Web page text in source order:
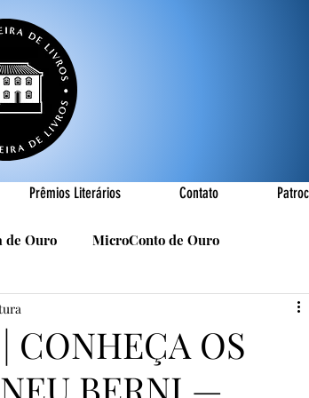
Prêmios Literários Contato
de Ouro MicroConto de Ouro
Nejar Sebastião Burnay
CONHEÇA OS